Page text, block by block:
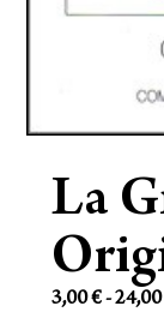
La
3,00€-24,00